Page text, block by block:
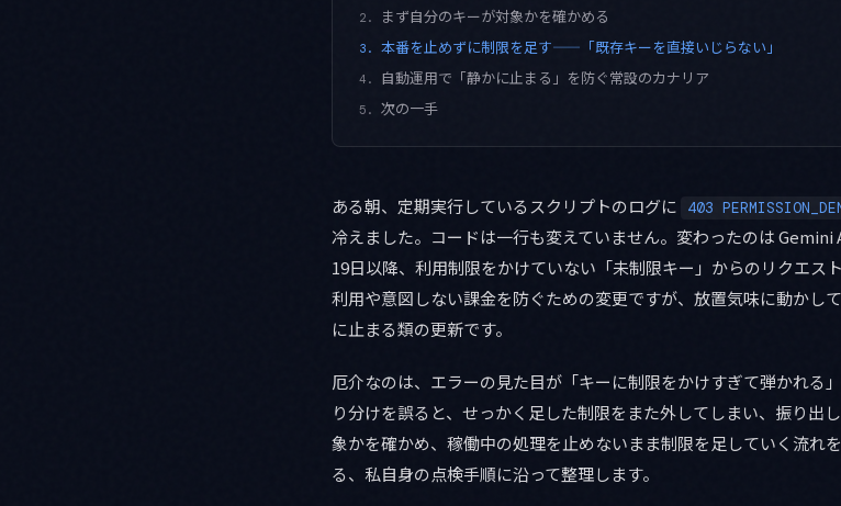
2. まず自分のキーが対象かを確かめる
3. 本番を止めずに制限を足す——「既存キーを直接いじらない」
4. 自動運用で「静かに止まる」を防ぐ常設のカナリア
5. 次の一手
ある朝、定期実行しているスクリプトのログに 403
冷えました。コードは一行も変えていません。変わったのは Gemini
19日以降、利用制限をかけていない「未制限キー」からのリクエス
利用や意図しない課金を防ぐための変更ですが、放置気味に動かし
に止まる類の更新です。
厄介なのは、エラーの見た目が「キーに制限をかけすぎて弾かれる
り分けを誤ると、せっかく足した制限をまた外してしまい、振り出
象かを確かめ、稼働中の処理を止めないまま制限を足していく流れ
る、私自身の点検手順に沿って整理します。